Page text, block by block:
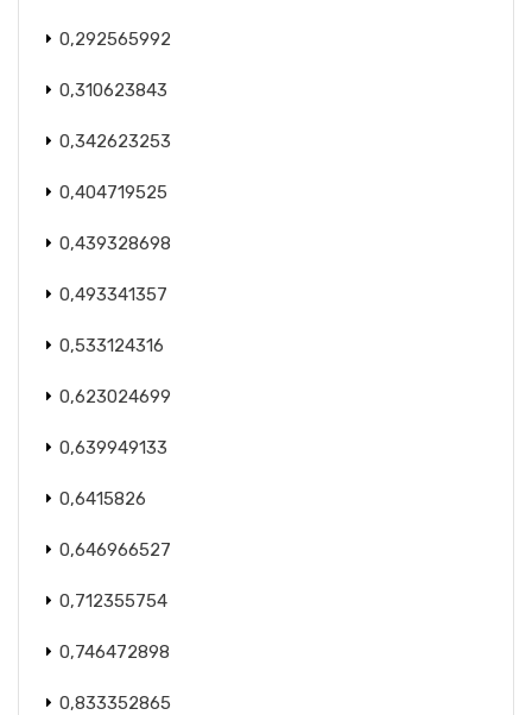
0,292565992
0,310623843
0,342623253
0,404719525
0,439328698
0,493341357
0,533124316
0,623024699
0,639949133
0,6415826
0,646966527
0,712355754
0,746472898
0,833352865